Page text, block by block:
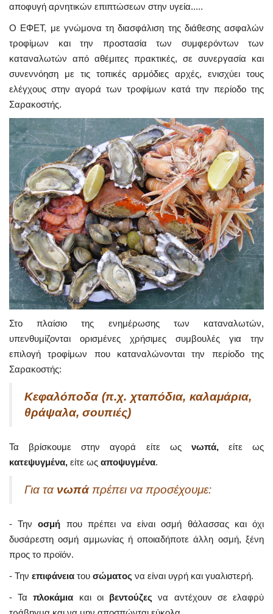
αποφυγή αρνητικών επιπτώσεων στην υγεία.....
Ο ΕΦΕΤ, με γνώμονα τη διασφάλιση της διάθεσης ασφαλών
τροφίμων και την προστασία των συμφερόντων των
καταναλωτών από αθέμιτες πρακτικές, σε συνεργασία και
συνεννόηση με τις τοπικές αρμόδιες αρχές, ενισχύει τους
ελέγχους στην αγορά των τροφίμων κατά την περίοδο της
Σαρακοστής.
Στο πλαίσιο της ενημέρωσης των καταναλωτών,
υπενθυμίζονται ορισμένες χρήσιμες συμβουλές για την
επιλογή τροφίμων που καταναλώνονται την περίοδο της
Σαρακοστής:
Κεφαλόποδα (π.χ. χταπόδια, καλαμάρια,
θράψαλα, σουπιές)
Τα βρίσκουμε στην αγορά είτε ως νωπά, είτε ως
κατεψυγμένα, είτε ως αποψυγμένα.
Για τα νωπά πρέπει να προσέχουμε:
- Τηνοσμή που πρέπει να είναι οσμή θάλασσας και όχι
δυσάρεστη οσμή αμμωνίας ή οποιαδήποτε άλλη οσμή, ξένη
προς το προϊόν.
- Την επιφάνεια του σώματος να είναι υγρή και γυαλιστερή.
- Ταπλοκάμια και οι βεντούζεςνα αντέχουν σε ελαφρύ